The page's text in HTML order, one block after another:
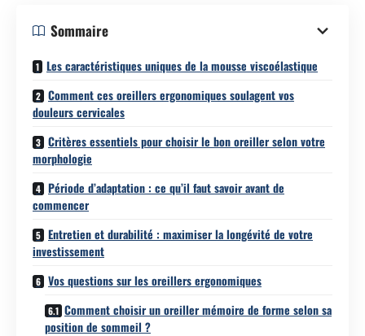
Sommaire
Les caractéristiques uniques de la mousse viscoélastique
Comment ces oreillers ergonomiques soulagent vos
douleurs cervicales
Critères essentiels pour choisir le bon oreiller selon votre
morphologie
Période d’adaptation : ce qu’il faut savoir avant de
commencer
Entretien et durabilité : maximiser la longévité de votre
investissement
Vos questions sur les oreillers ergonomiques
Comment choisir un oreiller mémoire de forme selon sa
position de sommeil ?